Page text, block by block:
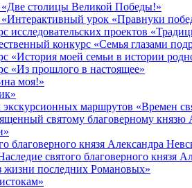
столицы Великой Победы!»
урок «Правнуки
исследовательских проектов
конкурс «Семья глазами
«История моей семьи в истории
«Из прошлого в настоящее»
моя!»
экскурсионных маршрутов «Времен
святому благоверному князю
благоверного князя Александра
святого благоверного князя
жизни последних Романовых»